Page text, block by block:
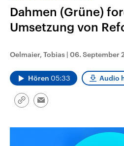
Landtagswahl Sachsen-Anhalt
2026
September 2026 einen neuen
Landtag. Seit 2021 wird das
Bundesland von einer Koalition aus
Dahmen (Grüne)
Umsetzung von
Oelmaier, Tobias | 06. September
Hören 05:33 Audio
Link
Email